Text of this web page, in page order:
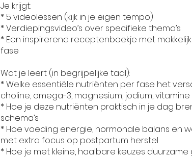
Je krijgt:
* 5 videolessen (kijk in je eigen tempo)
* Verdiepingsvideo’s over specifieke thema’s
* Een inspirerend receptenboekje met
fase
Wat je leert (in begrijpelijke taal):
* Welke essentiële nutriënten per fase het
choline, omega-3, magnesium, jodium, vitamine
* Hoe je deze nutriënten praktisch in je dag
schema’s
* Hoe voeding energie, hormonale balans en
met extra focus op postpartum herstel
* Hoe je met kleine, haalbare keuzes